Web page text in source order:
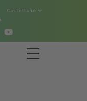
Castellano